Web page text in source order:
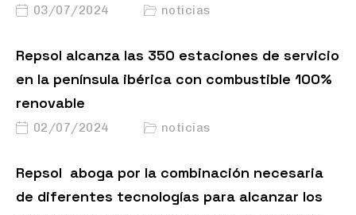
03/07/2024 noticias
Repsol alcanza las 350 estaciones de servicio
en la península ibérica con combustible 100%
renovable
02/07/2024 noticias
Repsol aboga por la combinación necesaria
de diferentes tecnologías para alcanzar los